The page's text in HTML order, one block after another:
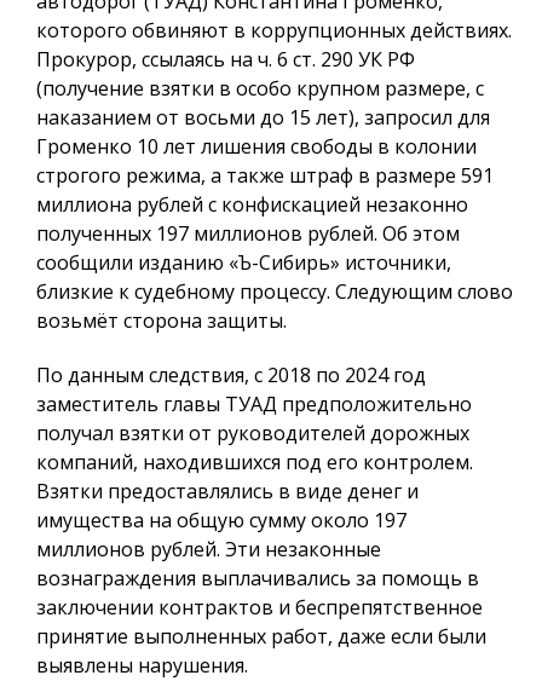
которого обвиняют в коррупционных действиях.
Прокурор, ссылаясь на ч. 6 ст. 290 УК РФ
(получение взятки в особо крупном размере, с
наказанием от восьми до 15 лет), запросил для
Громенко 10 лет лишения свободы в колонии
строгого режима, а также штраф в размере 591
миллиона рублей с конфискацией незаконно
полученных 197 миллионов рублей. Об этом
сообщили изданию «Ъ-Сибирь» источники,
близкие к судебному процессу. Следующим слово
возьмёт сторона защиты.
По данным следствия, с 2018 по 2024 год
заместитель главы ТУАД предположительно
получал взятки от руководителей дорожных
компаний, находившихся под его контролем.
Взятки предоставлялись в виде денег и
имущества на общую сумму около 197
миллионов рублей. Эти незаконные
вознаграждения выплачивались за помощь в
заключении контрактов и беспрепятственное
принятие выполненных работ, даже если были
выявлены нарушения.